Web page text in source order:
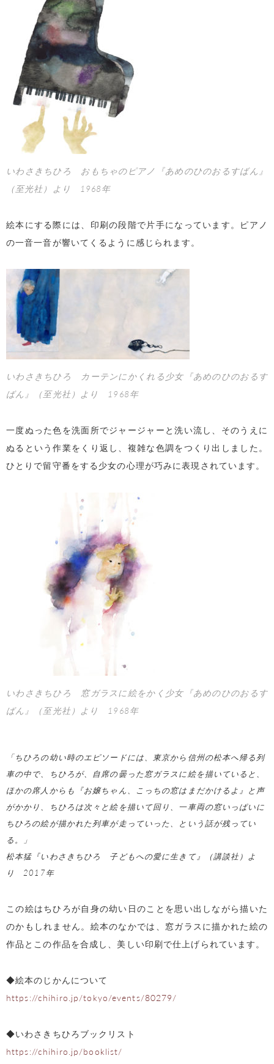
いわさきちひろ おもちゃのピアノ『あめのひのおるすばん』
（至光社）より 1968年
絵本にする際には、印刷の段階で片手になっています。ピアノ
の一音一音が響いてくるように感じられます。
いわさきちひろ カーテンにかくれる少女『あめのひのおるす
ばん』（至光社）より 1968年
一度ぬった色を洗面所でジャージャーと洗い流し、そのうえに
ぬるという作業をくり返し、複雑な色調をつくり出しました。
ひとりで留守番をする少女の心理が巧みに表現されています。
いわさきちひろ 窓ガラスに絵をかく少女『あめのひのおるす
ばん』（至光社）より 1968年
「ちひろの幼い時のエピソードには、東京から信州の松本へ帰る列
車の中で、ちひろが、自席の曇った窓ガラスに絵を描いていると、
ほかの席人からも『お嬢ちゃん、こっちの窓はまだかけるよ』と声
がかかり、ちひろは次々と絵を描いて回り、一車両の窓いっぱいに
ちひろの絵が描かれた列車が走っていった、という話が残ってい
る。」
松本猛『いわさきちひろ 子どもへの愛に生きて』（講談社）よ
り 2017年
この絵はちひろが自身の幼い日のことを思い出しながら描いた
のかもしれません。絵本のなかでは、窓ガラスに描かれた絵の
作品とこの作品を合成し、美しい印刷で仕上げられています。
◆絵本のじかんについて
https://chihiro.jp/tokyo/events/80279/
◆いわさきちひろブックリスト
https://chihiro.jp/booklist/